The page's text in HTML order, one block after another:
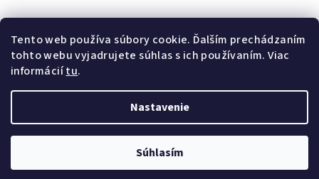
Tento web používa súbory cookie. Ďalším prechádzaním
tohto webu vyjadrujete súhlas s ich používaním. Viac
informáciítu.
Nastavenie
Súhlasím
Slovenský e-shop!
Vytvoril Shoptet